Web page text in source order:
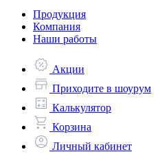
Продукция
Компания
Наши работы
Акции
Приходите в шоурум
Калькулятор
Корзина
Личный кабинет